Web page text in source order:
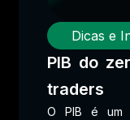
Dicas e
PIB do
traders
O PIB é um